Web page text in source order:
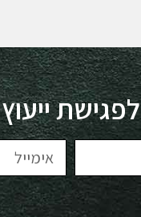
לפגישת ייעוץ